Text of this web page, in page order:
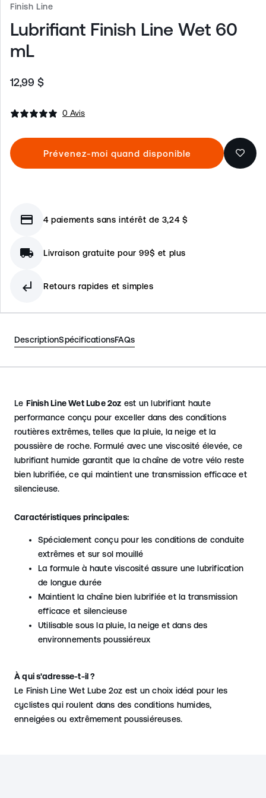
Finish Line
Lubrifiant Finish Line Wet 60
mL
Prix
12,99 $
0 Avis
Prévenez-moi quand disponible
credit_card 4 paiements sans intérêt de 3,24 $
local_shipping Livraison gratuite pour 99$ et plus
subdirectory_arrow_left Retours rapides et simples
DescriptionSpécificationsFAQs
Le Finish Line Wet Lube 2oz est un lubrifiant haute
performance conçu pour exceller dans des conditions
routières extrêmes, telles que la pluie, la neige et la
poussière de roche. Formulé avec une viscosité élevée, ce
lubrifiant humide garantit que la chaîne de votre vélo reste
bien lubrifiée, ce qui maintient une transmission efficace et
silencieuse.
Caractéristiques principales:
Spécialement conçu pour les conditions de conduite
extrêmes et sur sol mouillé
La formule à haute viscosité assure une lubrification
de longue durée
Maintient la chaîne bien lubrifiée et la transmission
efficace et silencieuse
Utilisable sous la pluie, la neige et dans des
environnements poussiéreux
À qui s'adresse-t-il ?
Le Finish Line Wet Lube 2oz est un choix idéal pour les
cyclistes qui roulent dans des conditions humides,
enneigées ou extrêmement poussiéreuses.